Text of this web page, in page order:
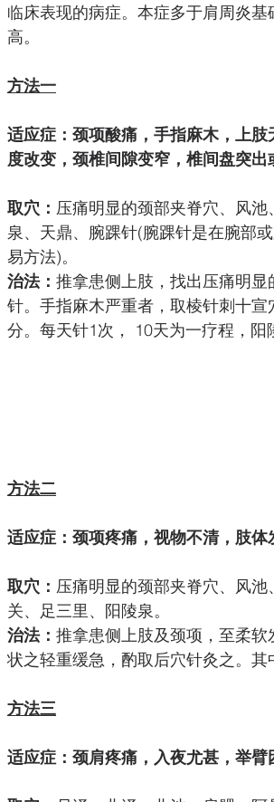
临床表现的病症。本症多于肩周炎
高。
方法一
适应症：颈项酸痛，手指麻木，上
度改变，颈椎间隙变窄，椎间盘突出
取穴： 压痛明显的颈部夹脊穴、风
泉、天鼎、腕踝针(腕踝针是在腕部
易方法)。
治法： 推拿患侧上肢，找出压痛明
针。手指麻木严重者，取棱针刺十
分。每天针1次， 10天为一疗程，阳
方法二
适应症：颈项疼痛，视物不清，肢体
取穴： 压痛明显的颈部夹脊穴、风
关、足三里、阳陵泉。
治法： 推拿患侧上肢及颈项，至柔
状之轻重缓急，酌取后穴针灸之。其
方法三
适应症：颈肩疼痛，入夜尤甚，举臂